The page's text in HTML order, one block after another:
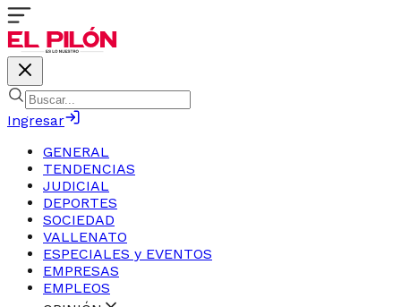
Ingresar
GENERAL
TENDENCIAS
JUDICIAL
DEPORTES
SOCIEDAD
VALLENATO
ESPECIALES y EVENTOS
EMPRESAS
EMPLEOS